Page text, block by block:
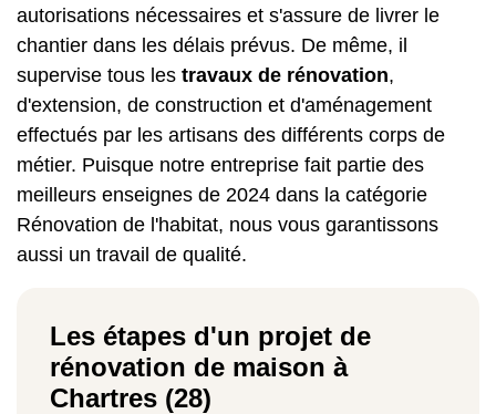
autorisations nécessaires et s'assure de livrer le
chantier dans les délais prévus. De même, il
supervise tous les travaux de rénovation,
d'extension, de construction et d'aménagement
effectués par les artisans des différents corps de
métier. Puisque notre entreprise fait partie des
meilleurs enseignes de 2024 dans la catégorie
Rénovation de l'habitat, nous vous garantissons
aussi un travail de qualité.
Les étapes d'un projet de
rénovation de maison à
Chartres (28)